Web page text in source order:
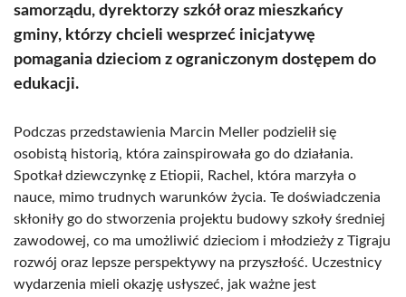
samorządu, dyrektorzy szkół oraz mieszkańcy
gminy, którzy chcieli wesprzeć inicjatywę
pomagania dzieciom z ograniczonym dostępem do
edukacji.
Podczas przedstawienia Marcin Meller podzielił się
osobistą historią, która zainspirowała go do działania.
Spotkał dziewczynkę z Etiopii, Rachel, która marzyła o
nauce, mimo trudnych warunków życia. Te doświadczenia
skłoniły go do stworzenia projektu budowy szkoły średniej
zawodowej, co ma umożliwić dzieciom i młodzieży z Tigraju
rozwój oraz lepsze perspektywy na przyszłość. Uczestnicy
wydarzenia mieli okazję usłyszeć, jak ważne jest